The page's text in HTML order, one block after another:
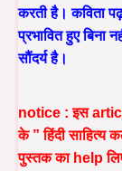
करती है। कविता
प्रभावित हुए बिना
सौंदर्यहै।
notice : इस
के ” हिंदी साहित्य
पुस्तक का help